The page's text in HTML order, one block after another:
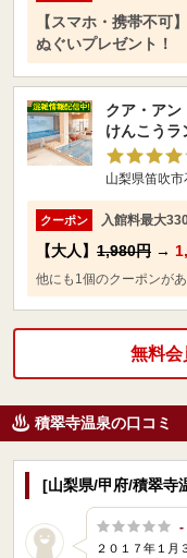
【スマホ・携帯不可
ぬぐいプレゼント！
クア・アン
けんこうラ
山梨県笛吹
クーポン 入館料最大
【大人】 1,980円 →
他にも1個のクーポンがあ
無料会
積翠寺温泉の口コミ
[山梨県/甲府/積翠寺
-
２０１７年１月